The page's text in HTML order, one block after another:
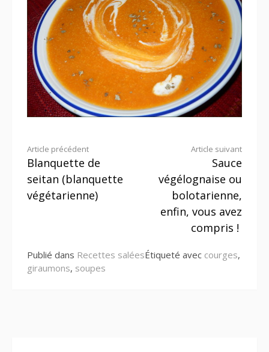
Lire
la
suite
Article précédent
Blanquette de
seitan (blanquette
végétarienne)
Article suivant
Sauce
végélognaise ou
bolotarienne,
enfin, vous avez
compris !
Publié dans Recettes saléesÉtiqueté avec courges,
giraumons, soupes